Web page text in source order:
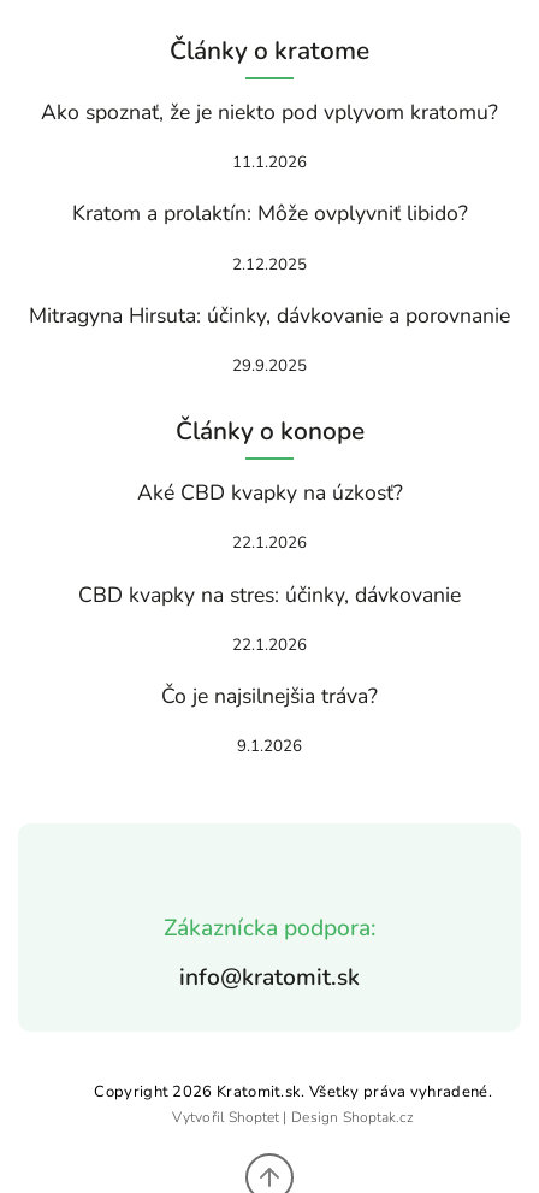
Zákaznícka podpora:
info@kratomit.sk
Články o kratome
Ako spoznať, že je niekto pod vplyvom kratomu?
11.1.2026
Kratom a prolaktín: Môže ovplyvniť libido?
2.12.2025
Mitragyna Hirsuta: účinky, dávkovanie a porovnanie
29.9.2025
Články o konope
Aké CBD kvapky na úzkosť?
22.1.2026
CBD kvapky na stres: účinky, dávkovanie
22.1.2026
Čo je najsilnejšia tráva?
9.1.2026
Copyright 2026 Kratomit.sk. Všetky práva vyhradené.
VytvořilShoptet | Design Shoptak.cz